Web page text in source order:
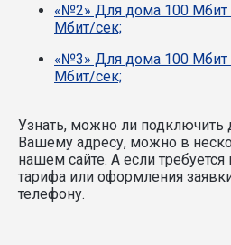
«№2» Для дома 100 Мбит
Мбит/сек;
«№3» Для дома 100 Мбит
Мбит/сек;
Узнать, можно ли подключить
Вашему адресу, можно в
нашем сайте. А если
тарифа или оформления
телефону.